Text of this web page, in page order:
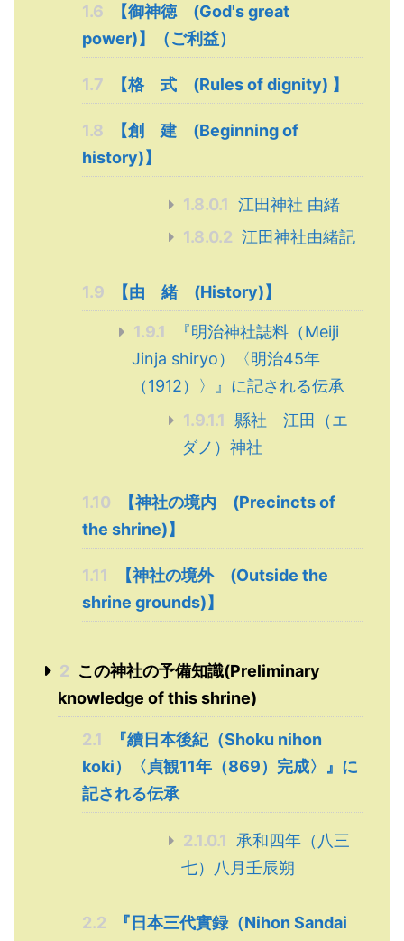
1.6
【御神徳 (God's great
power)】（ご利益）
1.7 【格 式 (Rules of dignity) 】
1.8
【創 建 (Beginning of
history)】
1.8.0.1 江田神社 由緒
1.8.0.2 江田神社由緒記
1.9 【由 緒 (History)】
1.9.1
『明治神社誌料（Meiji
Jinja shiryo）〈明治45年
（1912）〉』に記される伝承
1.9.1.1
縣社 江田（エ
ダノ）神社
1.10
【神社の境内 (Precincts of
the shrine)】
1.11
【神社の境外 (Outside the
shrine grounds)】
2 この神社の予備知識(Preliminary
knowledge of this shrine)
2.1
『續日本後紀（Shoku nihon
koki）〈貞観11年（869）完成〉』に
記される伝承
2.1.0.1
承和四年（八三
七）八月壬辰朔
2.2
『日本三代實録（Nihon Sandai